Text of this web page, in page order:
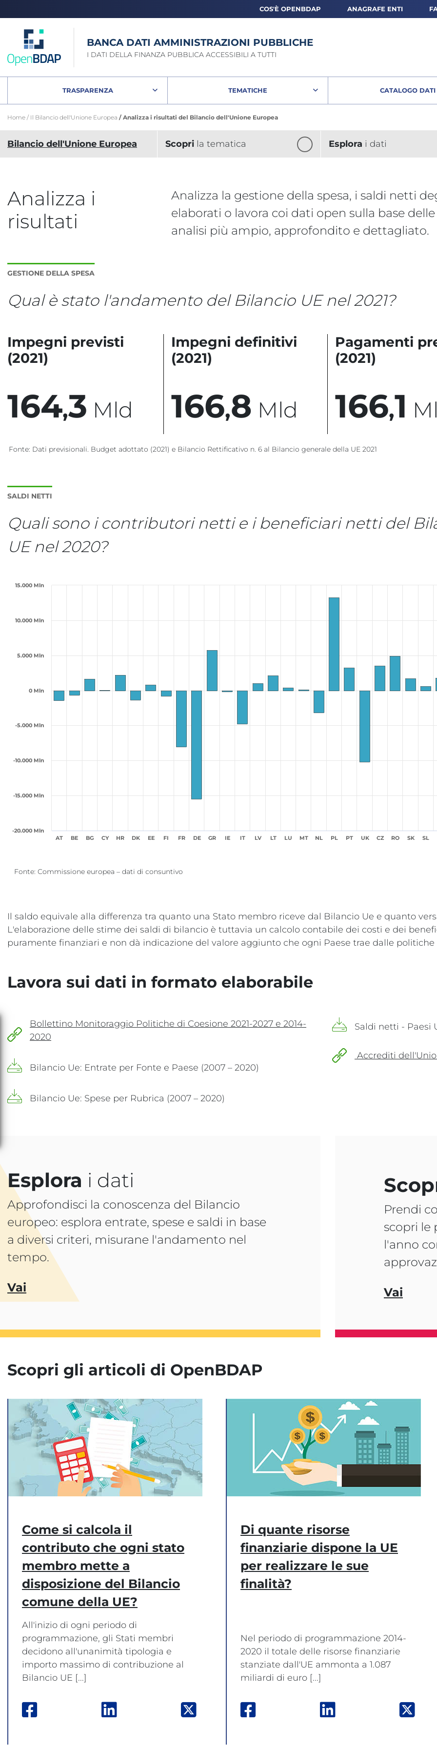
COS'È OPENBDAP ANAGRAFE ENTI
OPENBDAPI DATI DELLA FINANZA
BANCA DATI AMMINISTRAZIONI PUBBLICHE
I DATI DELLA FINANZA PUBBLICA ACCESSIBILI A TUTTI
Menu principale
TRASPARENZA TEMATICHE CATALOGO DATI
Home Il Bilancio dell'Unione Europea Analizza i risultati del Bilancio dell'Unione Europea
Analizza i risultati del Bilancio dell'Unione Europea
Bilancio dell'Unione Europea Scopri la tematica Esplora i dati
Analizza i
risultati
Analizza la gestione della spesa, i saldi netti
elaborati o lavora coi dati open sulla base
analisi più ampio, approfondito e dettagliato.
GESTIONE DELLA SPESA
Qual è stato l'andamento del Bilancio UE nel 2021?
Impegni previsti
(2021)
164,3 Mld
Impegni definitivi
(2021)
166,8 Mld
Pagamenti
(2021)
166,1
Fonte: Dati previsionali. Budget adottato (2021) e Bilancio Rettificativo n. 6 al Bilancio generale della UE 2021​​​
SALDI NETTI
Quali sono i contributori netti e i beneficiari netti del
UE nel 2020?
Grafico interattivo per: Contributori netti e i beneficiari netti del Bilancio UE
AT BE BG CY HR DK EE FI FR DE GR IE IT LV LT LU MT NL PL PT UK CZ RO SK SL
-20.000 Mln
-15.000 Mln
-10.000 Mln
-5.000 Mln
0 Mln
5.000 Mln
10.000 Mln
15.000 Mln
Fonte: Commissione europea – dati di consuntivo
Il saldo equivale alla differenza tra quanto una Stato membro riceve dal Bilancio Ue e quanto
L'elaborazione delle stime dei saldi di bilancio è tuttavia un calcolo contabile dei costi e dei
puramente finanziari e non dà indicazione del valore aggiunto che ogni Paese trae dalle politiche
Lavora sui dati in formato elaborabile
Bollettino Monitoraggio Politiche di Coesione 2021-2027 e 2014-
2020
Bilancio Ue: Entrate per Fonte e Paese (2007 – 2020)
Bilancio Ue: Spese per Rubrica (2007 – 2020)
- xlsx: download file
Saldi netti - Paesi
Accrediti
Esplora i dati
Approfondisci la conoscenza del Bilancio
europeo: esplora entrate, spese e saldi in base
a diversi criteri, misurane l'andamento nel
tempo.
Vai
Prendi
scopri le
l'anno
Vai
Scopri gli articoli di OpenBDAP
Come si calcola il
contributo che ogni stato
membro mette a
disposizione del Bilancio
comune della UE?
All'inizio di ogni periodo di
programmazione, gli Stati membri
decidono all'unanimità tipologia e
importo massimo di contribuzione al
Bilancio UE [...]
Facebook: apre una nuova finestraLinkedin: apre una nuova finestraTwitter: apre una nuova finestra
Di quante risorse
finanziarie dispone la UE
per realizzare le sue
finalità?
Nel periodo di programmazione 2014-
2020 il totale delle risorse finanziarie
stanziate dall'UE ammonta a 1.087
miliardi di euro [...]
Facebook: apre una nuova finestra
Linkedin: apre una